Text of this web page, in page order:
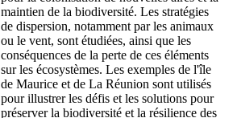
maintien de la biodiversité. Les stratégies
de dispersion, notamment par les animaux
ou le vent, sont étudiées, ainsi que les
conséquences de la perte de ces éléments
sur les écosystèmes. Les exemples de l'île
de Maurice et de La Réunion sont utilisés
pour illustrer les défis et les solutions pour
préserver la biodiversité et la résilience des